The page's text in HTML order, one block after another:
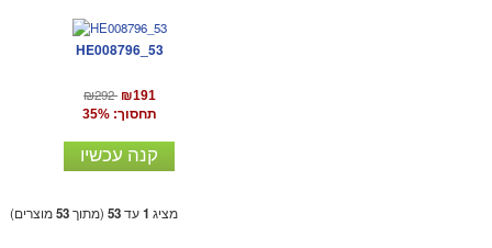
HE008796_53
₪292 ₪191
תחסוך: 35%
קנה עכשיו
מציג 1עד53 (מתוך53מוצרים)